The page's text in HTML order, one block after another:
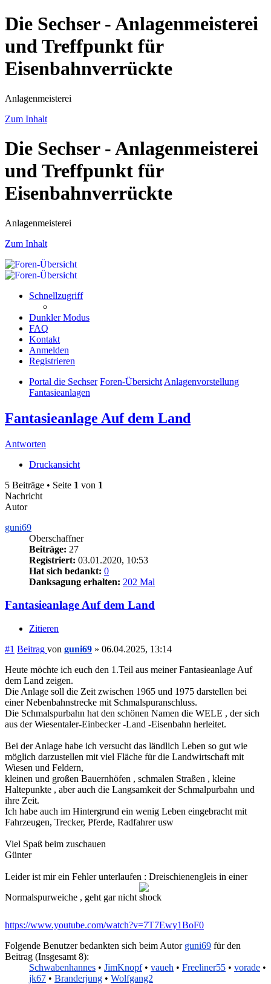
Die Sechser - Anlagenmeisterei
und Treffpunkt für
Eisenbahnverrückte
Anlagenmeisterei
Zum Inhalt
Die Sechser - Anlagenmeisterei
und Treffpunkt für
Eisenbahnverrückte
Anlagenmeisterei
Zum Inhalt
Schnellzugriff
Dunkler Modus
FAQ
Kontakt
Anmelden
Registrieren
Portal die Sechser Foren-Übersicht Anlagenvorstellung
Fantasieanlagen
Fantasieanlage Auf dem Land
Antworten
Druckansicht
5 Beiträge • Seite 1 von 1
Nachricht
Autor
guni69
Oberschaffner
Beiträge: 27
Registriert: 03.01.2020, 10:53
Hat sich bedankt: 0
Danksagung erhalten: 202 Mal
Fantasieanlage Auf dem Land
Zitieren
#1 Beitrag von guni69 » 06.04.2025, 13:14
Heute möchte ich euch den 1.Teil aus meiner Fantasieanlage Auf
dem Land zeigen.
Die Anlage soll die Zeit zwischen 1965 und 1975 darstellen bei
einer Nebenbahnstrecke mit Schmalspuranschluss.
Die Schmalspurbahn hat den schönen Namen die WELE , der sich
aus der Wiesentaler-Einbecker -Land -Eisenbahn herleitet.
Bei der Anlage habe ich versucht das ländlich Leben so gut wie
möglich darzustellen mit viel Fläche für die Landwirtschaft mit
Wiesen und Feldern,
kleinen und großen Bauernhöfen , schmalen Straßen , kleine
Haltepunkte , aber auch die Langsamkeit der Schmalpurbahn und
ihre Zeit.
Ich habe auch im Hintergrund ein wenig Leben eingebracht mit
Fahrzeugen, Trecker, Pferde, Radfahrer usw
Viel Spaß beim zuschauen
Günter
Leider ist mir ein Fehler unterlaufen : Dreischienengleis in einer
Normalspurweiche , geht gar nicht
https://www.youtube.com/watch?v=7T7Ewy1BoF0
Folgende Benutzer bedankten sich beim Autor guni69 für den
Beitrag (Insgesamt 8):
Schwabenhannes • JimKnopf• vaueh • Freeliner55 • vorade •
jk67 • Branderjung • Wolfgang2